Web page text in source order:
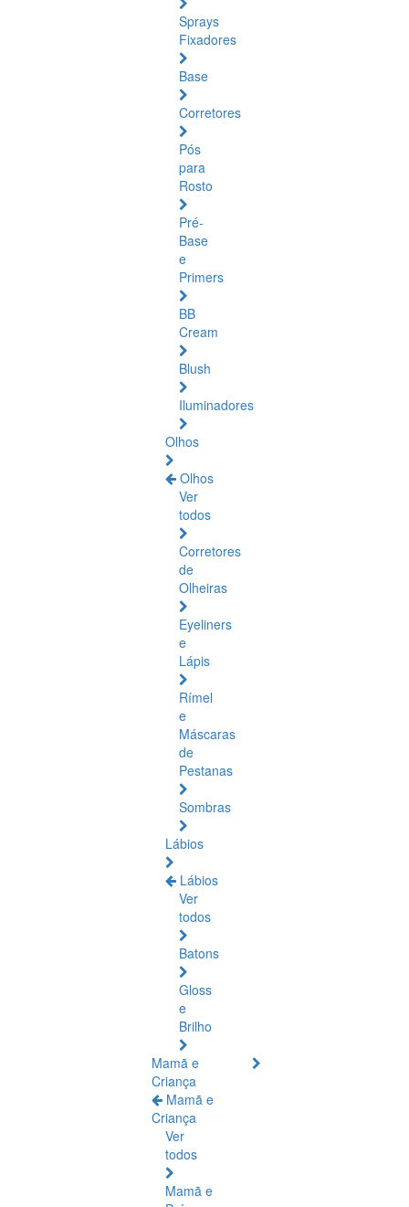
Sprays
Fixadores
Base
Corretores
Pós
para
Rosto
Pré-
Base
e
Primers
BB
Cream
Blush
Iluminadores
Olhos
Olhos
Ver
todos
Corretores
de
Olheiras
Eyeliners
e
Lápis
Rímel
e
Máscaras
de
Pestanas
Sombras
Lábios
Lábios
Ver
todos
Batons
Gloss
e
Brilho
Mamã e
Criança
Mamã e
Criança
Ver
todos
Mamã e